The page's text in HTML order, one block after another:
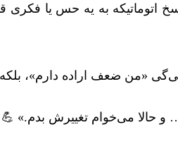
اتوماتیکه به یه حس یا
«من ضعف اراده دارم»،
و حالا می‌خوام تغییرش بدم.» 💪